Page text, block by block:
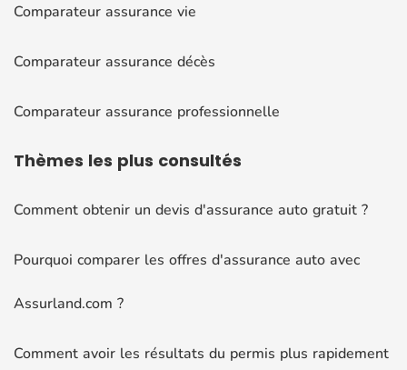
Comparateur assurance vie
Comparateur assurance décès
Comparateur assurance professionnelle
Thèmes les plus consultés
Comment obtenir un devis d'assurance auto gratuit ?
Pourquoi comparer les offres d'assurance auto avec
Assurland.com ?
Comment avoir les résultats du permis plus rapidement